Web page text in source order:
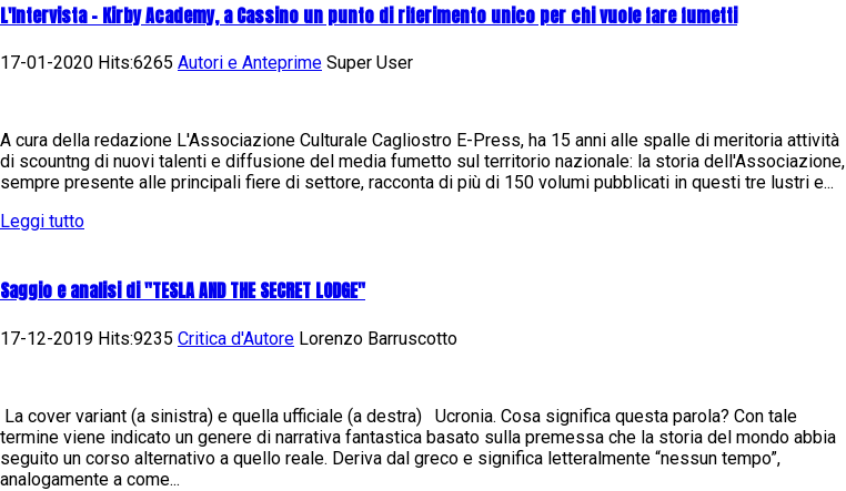
L'Intervista - Kirby Academy, a Cassino un punto di riferimento unico per chi vuole fare fumetti
17-01-2020 Hits:6265 Autori e Anteprime Super User
A cura della redazione L'Associazione Culturale Cagliostro E-Press, ha 15 anni alle spalle di meritoria attività
di scountng di nuovi talenti e diffusione del media fumetto sul territorio nazionale: la storia dell'Associazione,
sempre presente alle principali fiere di settore, racconta di più di 150 volumi pubblicati in questi tre lustri e...
Leggi tutto
Saggio e analisi di "TESLA AND THE SECRET LODGE"
17-12-2019 Hits:9235 Critica d'Autore Lorenzo Barruscotto
La cover variant (a sinistra) e quella ufficiale (a destra) Ucronia. Cosa significa questa parola? Con tale
termine viene indicato un genere di narrativa fantastica basato sulla premessa che la storia del mondo abbia
seguito un corso alternativo a quello reale. Deriva dal greco e significa letteralmente “nessun tempo”,
analogamente a come...